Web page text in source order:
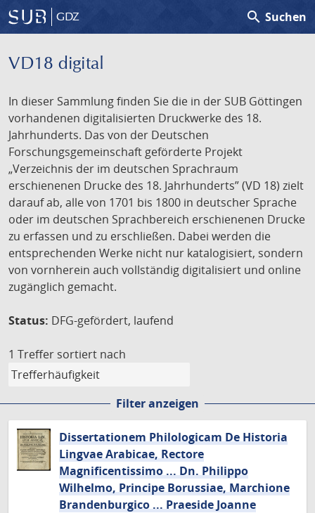
GDZ search Suchen
VD18 digital
In dieser Sammlung finden Sie die in der SUB Göttingen
vorhandenen digitalisierten Druckwerke des 18.
Jahrhunderts. Das von der Deutschen
Forschungsgemeinschaft geförderte Projekt
„Verzeichnis der im deutschen Sprachraum
erschienenen Drucke des 18. Jahrhunderts” (VD 18) zielt
darauf ab, alle von 1701 bis 1800 in deutscher Sprache
oder im deutschen Sprachbereich erschienenen Drucke
zu erfassen und zu erschließen. Dabei werden die
entsprechenden Werke nicht nur katalogisiert, sondern
von vornherein auch vollständig digitalisiert und online
zugänglich gemacht.
Status: DFG-gefördert, laufend
1 Treffer sortiert nach
Filter anzeigen
Dissertationem Philologicam De Historia
Lingvae Arabicae, Rectore
Magnificentissimo ... Dn. Philippo
Wilhelmo, Principe Borussiae, Marchione
Brandenburgico ... Praeside Joanne